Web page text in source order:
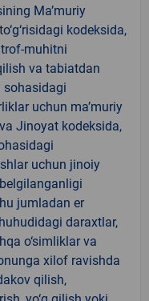
Ma’muriy
kodeksida,
muhitni
va tabiatdan
uchun ma’muriy
Jinoyat kodeksida,
uchun jinoiy
jumladan er
daraxtlar,
o‘simliklar va
xilof ravishda
qilish,